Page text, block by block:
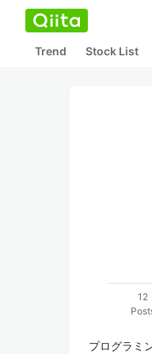
Trend Stock List
12
プログラミ